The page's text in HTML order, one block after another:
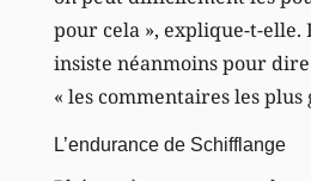
pour cela », explique-t-elle.
insiste néanmoins pour
« les commentaires les plus
L’endurance de Schifflange